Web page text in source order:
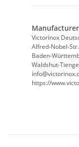
Victorinox
Alfred-Nobel-
Baden-
Waldshut-
https://